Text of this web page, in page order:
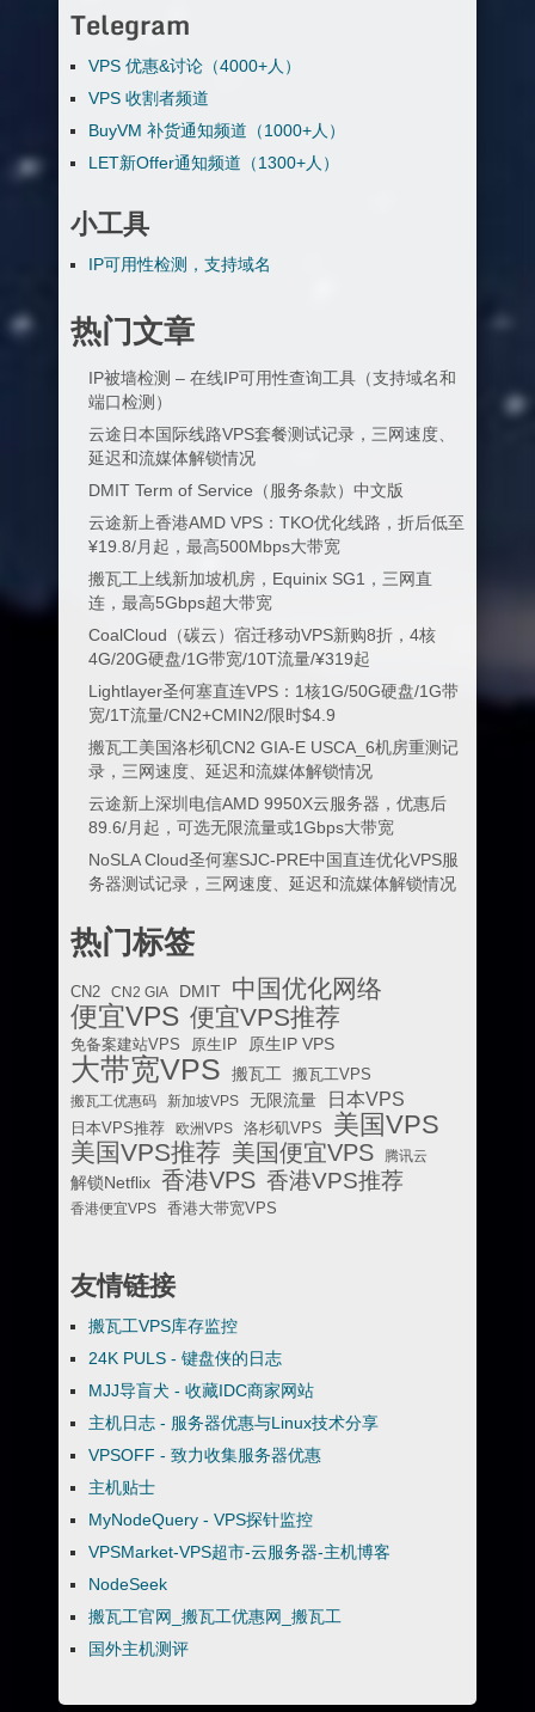
Telegram
VPS 优惠&讨论（4000+人）
VPS 收割者频道
BuyVM 补货通知频道（1000+人）
LET新Offer通知频道（1300+人）
小工具
IP可用性检测，支持域名
热门文章
IP被墙检测 – 在线IP可用性查询工具（支持域名和
端口检测）
云途日本国际线路VPS套餐测试记录，三网速度、
延迟和流媒体解锁情况
DMIT Term of Service（服务条款）中文版
云途新上香港AMD VPS：TKO优化线路，折后低至
¥19.8/月起，最高500Mbps大带宽
搬瓦工上线新加坡机房，Equinix SG1，三网直
连，最高5Gbps超大带宽
CoalCloud（碳云）宿迁移动VPS新购8折，4核
4G/20G硬盘/1G带宽/10T流量/¥319起
Lightlayer圣何塞直连VPS：1核1G/50G硬盘/1G带
宽/1T流量/CN2+CMIN2/限时$4.9
搬瓦工美国洛杉矶CN2 GIA-E USCA_6机房重测记
录，三网速度、延迟和流媒体解锁情况
云途新上深圳电信AMD 9950X云服务器，优惠后
89.6/月起，可选无限流量或1Gbps大带宽
NoSLA Cloud圣何塞SJC-PRE中国直连优化VPS服
务器测试记录，三网速度、延迟和流媒体解锁情况
热门标签
CN2 CN2 GIA DMIT 中国优化网络
便宜VPS 便宜VPS推荐
免备案建站VPS 原生IP 原生IP VPS
大带宽VPS 搬瓦工
搬瓦工VPS
搬瓦工优惠码
新加坡VPS 无限流量 日本VPS
日本VPS推荐 欧洲VPS 洛杉矶VPS 美国VPS
美国VPS推荐 美国便宜VPS 腾讯云
解锁Netflix 香港VPS 香港VPS推荐
香港便宜VPS 香港大带宽VPS
友情链接
搬瓦工VPS库存监控
24K PULS - 键盘侠的日志
MJJ导盲犬 - 收藏IDC商家网站
主机日志 - 服务器优惠与Linux技术分享
VPSOFF - 致力收集服务器优惠
主机贴士
MyNodeQuery - VPS探针监控
VPSMarket-VPS超市-云服务器-主机博客
NodeSeek
搬瓦工官网_搬瓦工优惠网_搬瓦工
国外主机测评